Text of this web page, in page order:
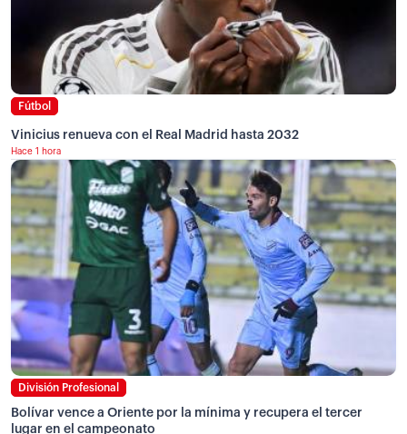
Fútbol
Vinicius renueva con el Real Madrid hasta 2032
Hace 1 hora
División Profesional
Bolívar vence a Oriente por la mínima y recupera el tercer
lugar en el campeonato